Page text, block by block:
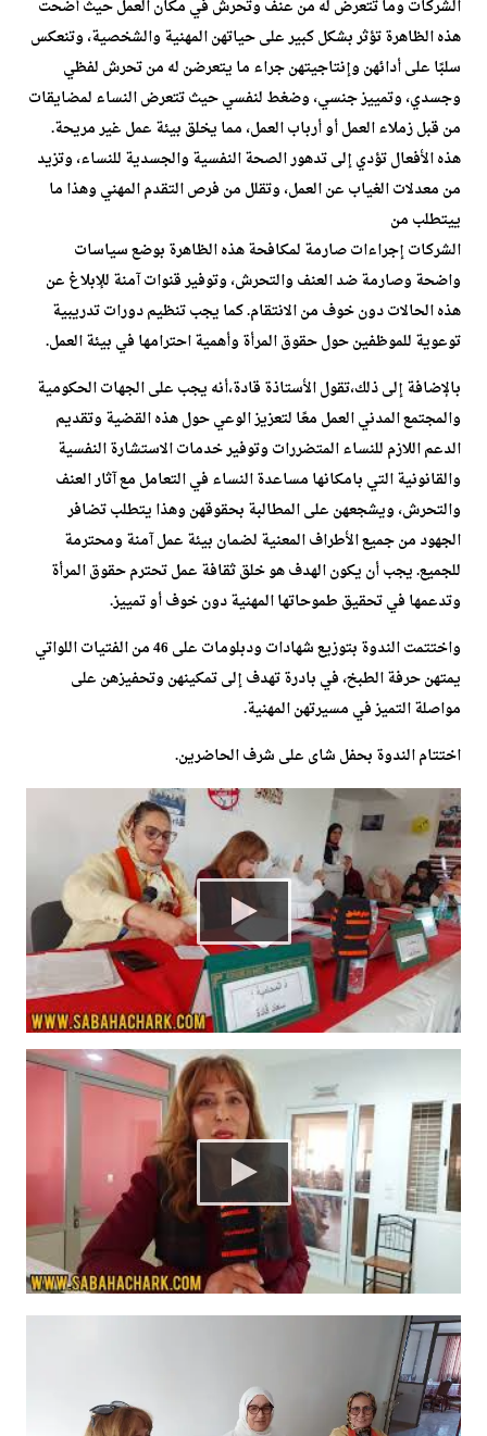
الشركات وما تتعرض له من عنف وتحرش في مكان العمل حيث أضحت
هذه الظاهرة تؤثر بشكل كبير على حياتهن المهنية والشخصية، وتنعكس
سلبًا على أدائهن وإنتاجيتهن جراء ما يتعرضن له من تحرش لفظي
وجسدي، وتمييز جنسي، وضغط لنفسي حيث تتعرض النساء لمضايقات
من قبل زملاء العمل أو أرباب العمل، مما يخلق بيئة عمل غير مريحة.
هذه الأفعال تؤدي إلى تدهور الصحة النفسية والجسدية للنساء، وتزيد
من معدلات الغياب عن العمل، وتقلل من فرص التقدم المهني وهذا ما
ييتطلب من
الشركات إجراءات صارمة لمكافحة هذه الظاهرة بوضع سياسات
واضحة وصارمة ضد العنف والتحرش، وتوفير قنوات آمنة للإبلاغ عن
هذه الحالات دون خوف من الانتقام. كما يجب تنظيم دورات تدريبية
توعوية للموظفين حول حقوق المرأة وأهمية احترامها في بيئة العمل.
بالإضافة إلى ذلك،تقول الأستاذة قادة،أنه يجب على الجهات الحكومية
والمجتمع المدني العمل معًا لتعزيز الوعي حول هذه القضية وتقديم
الدعم اللازم للنساء المتضررات وتوفير خدمات الاستشارة النفسية
والقانونية التي بامكانها مساعدة النساء في التعامل مع آثار العنف
والتحرش، ويشجعهن على المطالبة بحقوقهن وهذا يتطلب تضافر
الجهود من جميع الأطراف المعنية لضمان بيئة عمل آمنة ومحترمة
للجميع. يجب أن يكون الهدف هو خلق ثقافة عمل تحترم حقوق المرأة
وتدعمها في تحقيق طموحاتها المهنية دون خوف أو تمييز.
واختتمت الندوة بتوزيع شهادات ودبلومات على 46 من الفتيات اللواتي
يمتهن حرفة الطبخ، في بادرة تهدف إلى تمكينهن وتحفيزهن على
مواصلة التميز في مسيرتهن المهنية.
اختتام الندوة بحفل شاى على شرف الحاضرين.